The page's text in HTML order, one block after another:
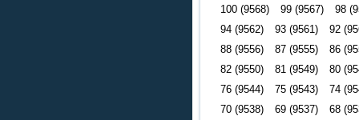
100 (9568)
99 (9567)
98
94 (9562)
93 (9561)
92
88 (9556)
87 (9555)
86
82 (9550)
81 (9549)
80
76 (9544)
75 (9543)
74
70 (9538)
69 (9537)
68